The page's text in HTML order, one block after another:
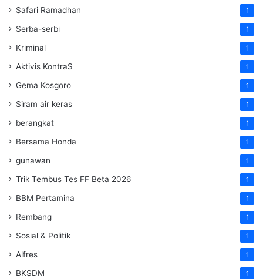
Safari Ramadhan 1
Serba-serbi 1
Kriminal 1
Aktivis KontraS 1
Gema Kosgoro 1
Siram air keras 1
berangkat 1
Bersama Honda 1
gunawan 1
Trik Tembus Tes FF Beta 2026 1
BBM Pertamina 1
Rembang 1
Sosial & Politik 1
Alfres 1
BKSDM 1